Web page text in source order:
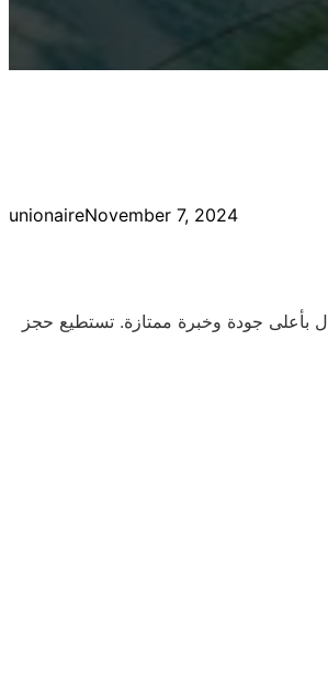
unionaireNovember 7, 2024
بأعلى جودة وخبرة ممتازة. تستطيع حجز